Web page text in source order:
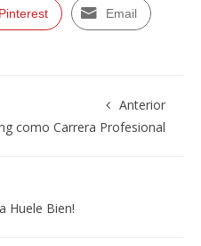
Pinterest Email
Anterior
como Carrera Profesional
Huele Bien!